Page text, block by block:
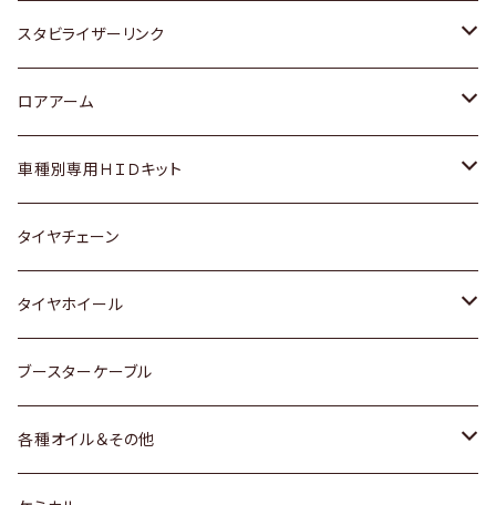
スバル
いすゞ
ダイハツ
マツダ
三菱
スバル
レクサス
スズキ
日産
ダイハツ
マツダ
三菱
スバル
ホンダ
スズキ
日産
いすゞ
ダイハツ
マツダ
三菱
トヨタ
ホンダ
スズキ
日産
ダイハツ
スバル
スタビライザーリンク
トヨタ
ホンダ
スズキ
日産
ダイハツ
マツダ
ロアアーム
ホンダ
スズキ
日産
ダイハツ
マツダ
車種別専用ＨＩＤキット
トヨタ
マツダ
タイヤチェーン
タイヤホイール
トヨタ
ホンダ
ブースターケーブル
各種オイル＆その他